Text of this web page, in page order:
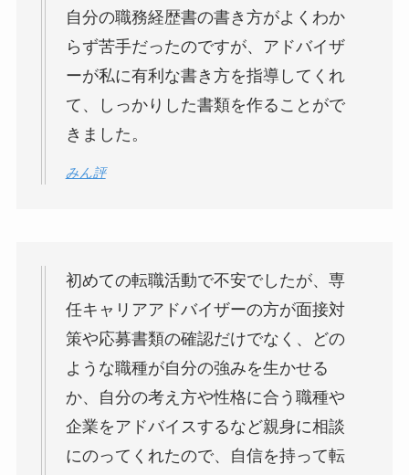
自分の職務経歴書の書き方がよくわか
らず苦手だったのですが、 アドバイザ
ーが私に有利な書き方を指導してくれ
て、しっかりした書類を作ることがで
きました。
みん評
初めての転職活動で不安でしたが、 専
任キャリアアドバイザーの方が面接対
策や応募書類の確認だけでなく、どの
ような職種が自分の強みを生かせる
か、自分の考え方や性格に合う職種や
企業をアドバイスするなど親身に相談
にのってくれたので、自信を持って転